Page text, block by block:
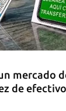
mercado
de